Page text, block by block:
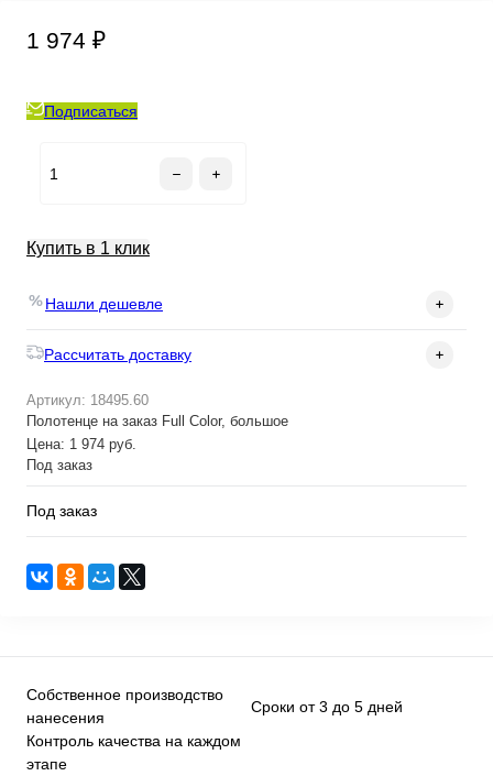
1 974 ₽
Подписаться
Купить в 1 клик
Нашли дешевле
Рассчитать доставку
Артикул: 18495.60
Полотенце на заказ Full Color, большое
Цена: 1 974 руб.
Под заказ
Под заказ
Собственное производство
нанесения
Сроки от 3 до 5 дней
Контроль качества на каждом
этапе